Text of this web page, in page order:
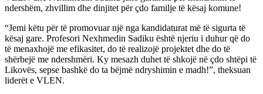
ndershëm, zhvillim dhe dinjitet për çdo familje të kësaj komune!
“Jemi këtu për të promovuar një nga kandidaturat më të sigurta të
kësaj gare. Profesori Nexhmedin Sadiku është njeriu i duhur që do
të menaxhojë me efikasitet, do të realizojë projektet dhe do të
shërbejë me ndershmëri. Ky mesazh duhet të shkojë në çdo shtëpi të
Likovës, sepse bashkë do ta bëjmë ndryshimin e madh!”, theksuan
liderët e VLEN.